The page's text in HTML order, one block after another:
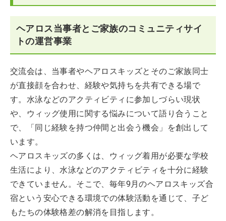
ヘアロス当事者とご家族のコミュニティサイ
トの運営事業
交流会は、当事者やヘアロスキッズとそのご家族同士
が直接顔を合わせ、経験や気持ちを共有できる場で
す。水泳などのアクティビティに参加しづらい現状
や、ウィッグ使用に関する悩みについて語り合うこと
で、「同じ経験を持つ仲間と出会う機会」を創出して
います。
ヘアロスキッズの多くは、ウィッグ着用が必要な学校
生活により、水泳などのアクティビティを十分に経験
できていません。そこで、毎年9月のヘアロスキッズ合
宿という安心できる環境での体験活動を通じて、子ど
もたちの体験格差の解消を目指します。